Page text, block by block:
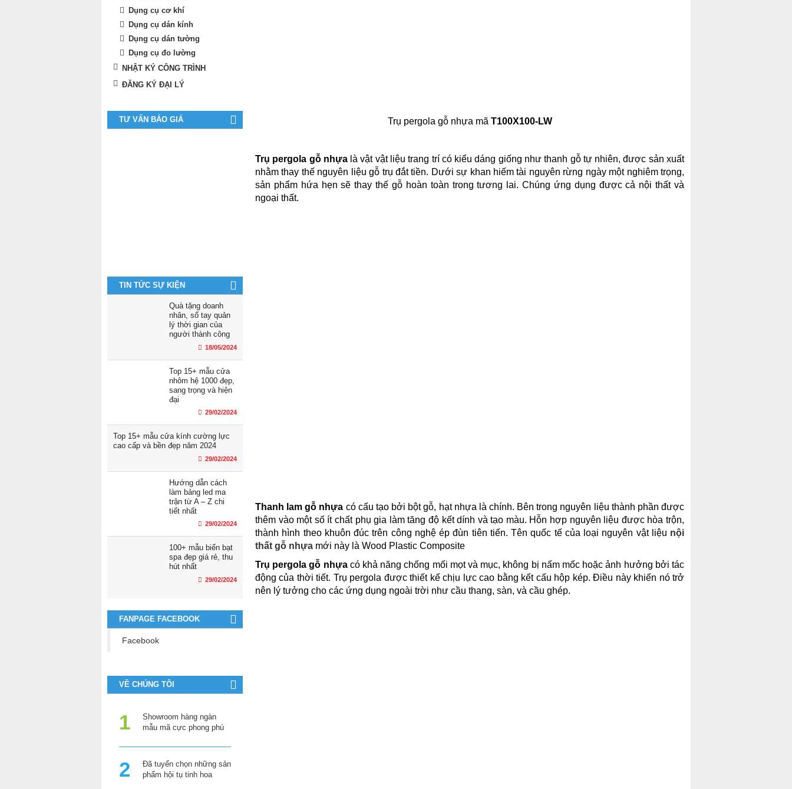
Trụ pergola gỗ nhựa mã T100X100-LW
Trụ pergola gỗ nhựalà vật vật liệu trang trí có kiểu dáng giống như thanh gỗ tự nhiên, được sản xuất
nhằm thay thế nguyên liệu gỗ trụ đắt tiền. Dưới sự khan hiếm tài nguyên rừng ngày một nghiêm trọng,
sản phẩm hứa hẹn sẽ thay thế gỗ hoàn toàn trong tương lai. Chúng ứng dụng được cả nội thất và
ngoại thất.
Thanh lam gỗ nhựa có cấu tạo bởi bột gỗ, hạt nhựa là chính. Bên trong nguyên liệu thành phần được
thêm vào một số ít chất phụ gia làm tăng độ kết dính và tạo màu. Hỗn hợp nguyên liệu được hòa trộn,
thành hình theo khuôn đúc trên công nghệ ép đùn tiên tiến. Tên quốc tế của loại nguyên vật liệu nội
thất gỗ nhựa mới này là Wood Plastic Composite
Trụ pergola gỗ nhựacó khả năng chống mối mọt và mục, không bị nấm mốc hoặc ảnh hưởng bởi tác
động của thời tiết. Trụ pergola được thiết kế chịu lực cao bằng kết cấu hộp kép. Điều này khiến nó trở
nên lý tưởng cho các ứng dụng ngoài trời như cầu thang, sàn, và cầu ghép.
Dụng cụ cơ khí
Dụng cụ dán kính
Dụng cụ dán tường
Dụng cụ đo lường
NHẬT KÝ CÔNG TRÌNH
ĐĂNG KÝ ĐẠI LÝ
TƯ VẤN BÁO GIÁ
TIN TỨC SỰ KIỆN
Quà tặng doanh
nhân, sổ tay quản
lý thời gian của
người thành công
18/05/2024
Top 15+ mẫu cửa
nhôm hệ 1000 đẹp,
sang trọng và hiện
đại
29/02/2024
Top 15+ mẫu cửa kính cường lực
cao cấp và bền đẹp năm 2024
29/02/2024
Hướng dẫn cách
làm bảng led ma
trận từ A – Z chi
tiết nhất
29/02/2024
100+ mẫu biển bạt
spa đẹp giá rẻ, thu
hút nhất
29/02/2024
FANPAGE FACEBOOK
Facebook
VỀ CHÚNG TÔI
Showroom hàng ngàn
mẫu mã cực phong phú
Đã tuyển chọn những sản
phẩm hội tụ tinh hoa